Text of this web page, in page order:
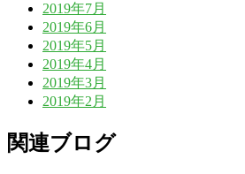
2019年7月
2019年6月
2019年5月
2019年4月
2019年3月
2019年2月
関連ブログ